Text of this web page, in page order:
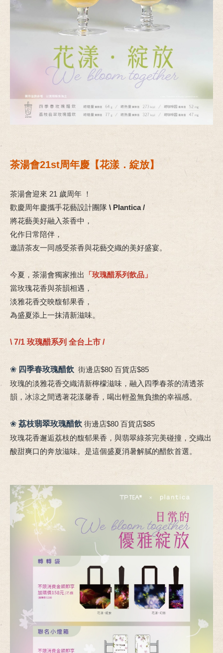
茶湯會21st周年慶【花漾．綻放】
茶湯會迎來 21 歲周年 ！
歡慶周年慶攜手花藝設計團隊 \ Plantica /
將花藝美好融入茶香中，
化作日常陪伴，
邀請茶友一同感受茶香與花藝交織的美好盛宴。
今夏，茶湯會獨家推出
「玫瑰醋系列飲品」
當玫瑰花香與茶韻相遇，
淡雅花香交映馥郁果香，
為盛夏添上一抹清新滋味。
\ 7/1 玫瑰醋系列 全台上市 /
❀ 四季春玫瑰醋飲 街邊店$80 百貨店$85
玫瑰的淡雅花香交織清新檸檬滋味，融入四季春茶的清透茶
韻，冰涼之間透著花漾馨香，喝出輕盈無負擔的幸福感。
❀ 荔枝翡翠玫瑰醋飲 街邊店$80 百貨店$85
玫瑰花香邂逅荔枝的馥郁果香，與翡翠綠茶完美碰撞，交織出
酸甜爽口的奔放滋味。是這個盛夏消暑解膩的醋飲首選。